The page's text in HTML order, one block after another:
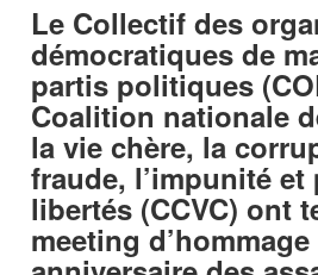
Le Collectif des
démocratiques de
partis politiques
Coalition nationale
la vie chère, la
fraude, l’impunité et
libertés (CCVC) ont
meeting